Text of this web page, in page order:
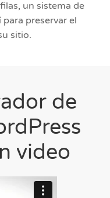
un sistema de
preservar el
sitio.
de
video